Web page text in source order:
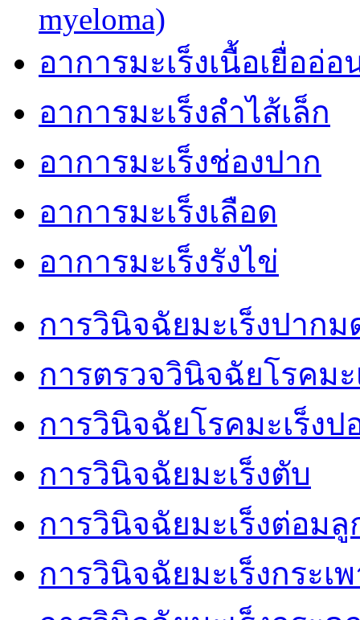
myeloma)
อาการมะเร็งเนื้อเยื่ออ่อ
อาการมะเร็งลำไส้เล็ก
อาการมะเร็งช่องปาก
อาการมะเร็งเลือด
อาการมะเร็งรังไข่
การวินิจฉัยมะเร็งปากม
การตรวจวินิจฉัยโรคมะ
การวินิจฉัยโรคมะเร็งป
การวินิจฉัยมะเร็งตับ
การวินิจฉัยมะเร็งต่อม
การวินิจฉัยมะเร็งกระเ